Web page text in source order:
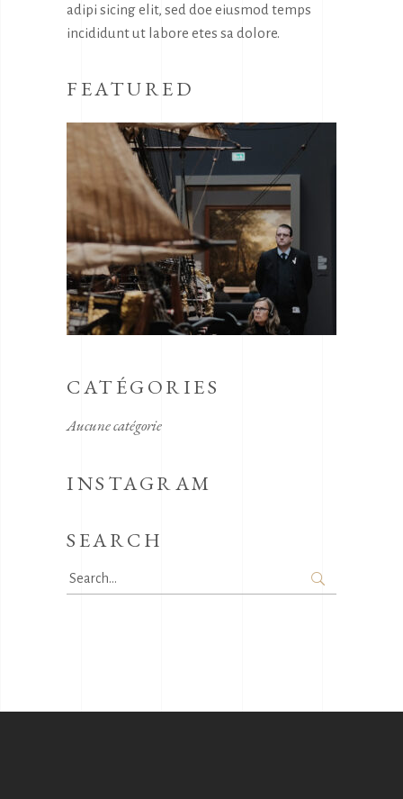
adipi sicing elit, sed doe eiusmod temps
incididunt ut labore etes sa dolore.
FEATURED
CATÉGORIES
Aucune catégorie
INSTAGRAM
SEARCH
Search
for: